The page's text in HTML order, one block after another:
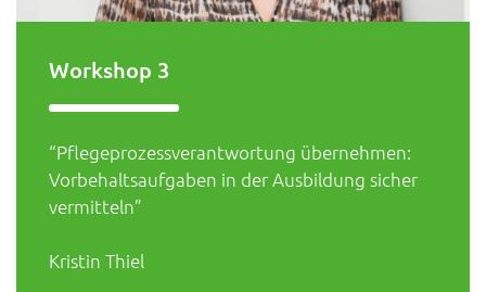
Workshop 3
“Pflegeprozessverantwortung übernehmen:
Vorbehaltsaufgaben in der Ausbildung sicher
vermitteln”
Kristin Thiel